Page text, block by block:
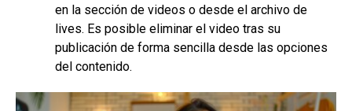
en la sección de videos o desde el archivo de
lives. Es posible eliminar el video tras su
publicación de forma sencilla desde las opciones
del contenido.